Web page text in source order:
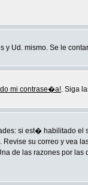
Ud. mismo. Se le
mi contrase�a!. Siga
si est� habilitado el
su correo y vea
de las razones por